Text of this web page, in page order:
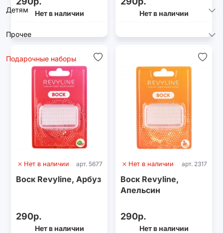
Детям
Прочее
Подарочные наборы
Нет в наличии Нет в наличии
Нет в наличии арт. 5677
Воск Revyline, Арбуз
290р.
Нет в наличии
Нет в наличии арт. 2317
Воск Revyline,
Апельсин
290р.
Нет в наличии